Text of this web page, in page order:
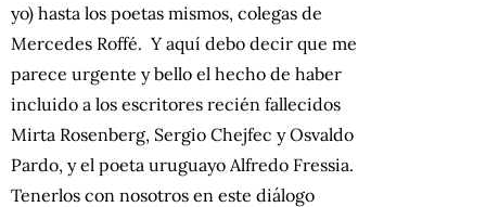
yo) hasta los poetas mismos, colegas de
Mercedes Roffé. Y aquí debo decir que me
parece urgente y bello el hecho de haber
incluido a los escritores recién fallecidos
Mirta Rosenberg, Sergio Chejfec y Osvaldo
Pardo, y el poeta uruguayo Alfredo Fressia.
Tenerlos con nosotros en este diálogo